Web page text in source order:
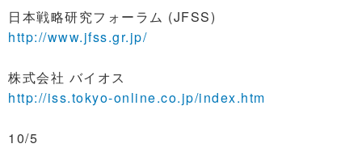
日本戦略研究フォーラム (JFSS)
http://www.jfss.gr.jp/
株式会社 バイオス
http://iss.tokyo-online.co.jp/index.htm
10/5